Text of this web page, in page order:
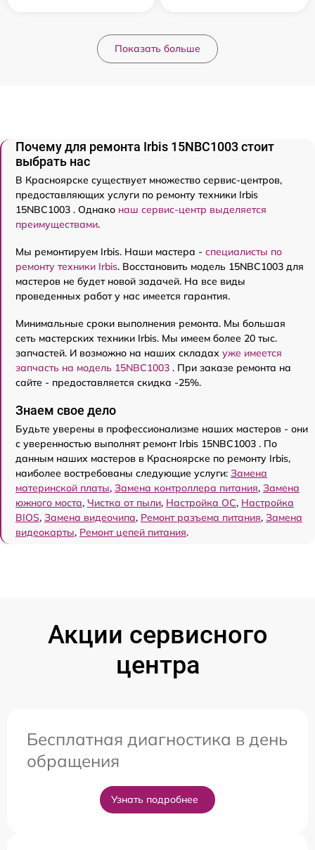
Показать больше
Почему для ремонта Irbis 15NBC1003 стоит
выбрать нас
В Красноярске существует множество сервис-центров,
предоставляющих услуги по ремонту техники Irbis
15NBC1003 . Однако наш сервис-центр выделяется
преимуществами.
Мы ремонтируем Irbis. Наши мастера - специалисты по
ремонту техники Irbis. Восстановить модель 15NBC1003 для
мастеров не будет новой задачей. На все виды
проведенных работ у нас имеется гарантия.
Минимальные сроки выполнения ремонта. Мы большая
сеть мастерских техники Irbis. Мы имеем более 20 тыс.
запчастей. И возможно на наших складах уже имеется
запчасть на модель 15NBC1003 . При заказе ремонта на
сайте - предоставляется скидка -25%.
Знаем свое дело
Будьте уверены в профессионализме наших мастеров - они
с уверенностью выполнят ремонт Irbis 15NBC1003 . По
данным наших мастеров в Красноярске по ремонту Irbis,
наиболее востребованы следующие услуги: Замена
материнской платы, Замена контроллера питания, Замена
южного моста, Чистка от пыли, Настройка ОС, Настройка
BIOS, Замена видеочипа, Ремонт разъема питания, Замена
видеокарты, Ремонт цепей питания.
Акции сервисного
центра
Бесплатная диагностика в день
обращения
Узнать подробнее